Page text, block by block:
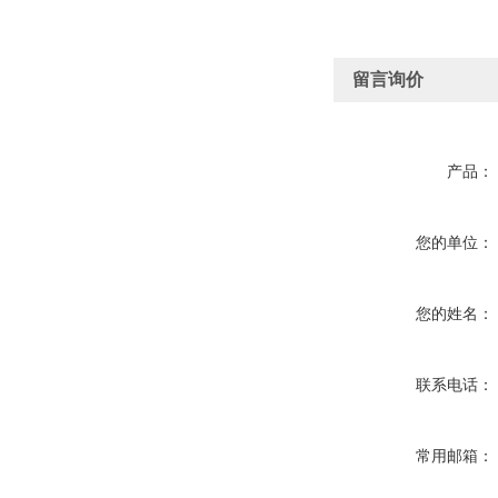
留言询价
产品：
您的单位：
您的姓名：
联系电话：
常用邮箱：